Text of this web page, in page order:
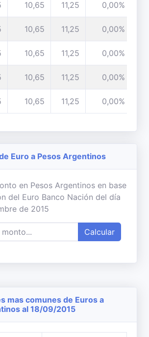
10,65 11,25 0,00%
10,65 11,25 0,00%
10,65 11,25 0,00%
10,65 11,25 0,00%
10,65 11,25 0,00%
Euro a Pesos Argentinos
en Pesos Argentinos en base
del Euro Banco Nación del día
de 2015
Calcular
mas comunes de Euros a
al 18/09/2015